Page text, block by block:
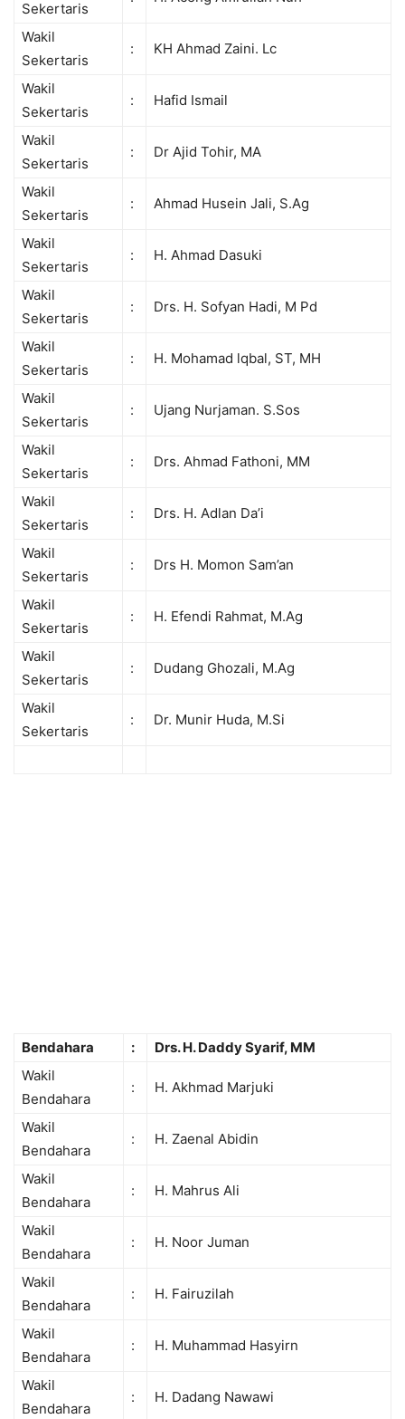
Sekertaris
Wakil
Sekertaris
: KH Ahmad Zaini. Lc
Wakil
Sekertaris
: Hafid Ismail
Wakil
Sekertaris
: Dr Ajid Tohir, MA
Wakil
Sekertaris
: Ahmad Husein Jali, S.Ag
Wakil
Sekertaris
: H. Ahmad Dasuki
Wakil
Sekertaris
: Drs. H. Sofyan Hadi, M Pd
Wakil
Sekertaris
: H. Mohamad lqbal, ST, MH
Wakil
Sekertaris
: Ujang Nurjaman. S.Sos
Wakil
Sekertaris
: Drs. Ahmad Fathoni, MM
Wakil
Sekertaris
: Drs. H. Adlan Da’i
Wakil
Sekertaris
: Drs H. Momon Sam’an
Wakil
Sekertaris
: H. Efendi Rahmat, M.Ag
Wakil
Sekertaris
: Dudang Ghozali, M.Ag
Wakil
Sekertaris
: Dr. Munir Huda, M.Si
Bendahara :
Drs. H. Daddy Syarif, MM
Wakil
Bendahara
: H. Akhmad Marjuki
Wakil
Bendahara
: H. Zaenal Abidin
Wakil
Bendahara
: H. Mahrus Ali
Wakil
Bendahara
: H. Noor Juman
Wakil
Bendahara
: H. Fairuzilah
Wakil
Bendahara
: H. Muhammad Hasyirn
Wakil
Bendahara
: H. Dadang Nawawi